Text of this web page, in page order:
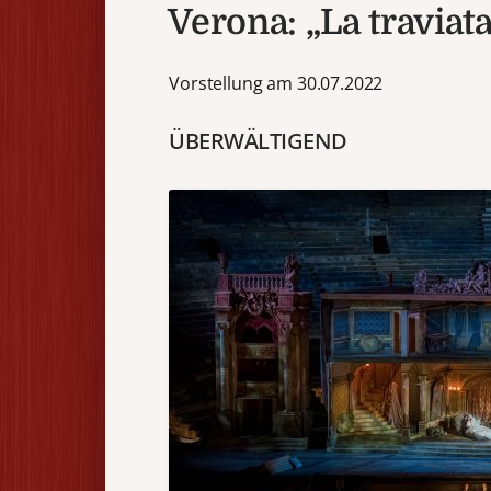
Verona: „La
Vorstellung am 30.07.2022
ÜBERWÄLTIGEND